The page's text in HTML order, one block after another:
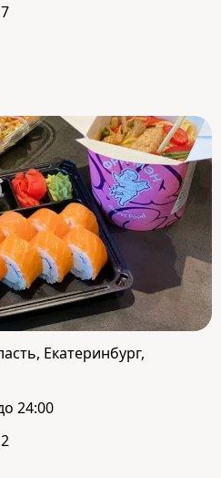
Екатеринбург,
24:00